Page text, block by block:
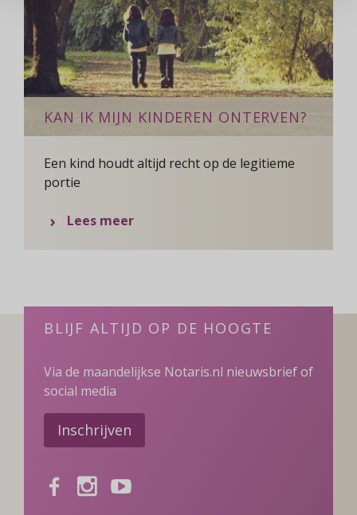
KAN IK MIJN KINDEREN ONTERVEN?
Een kind houdt altijd recht op de legitieme
portie
Lees meerover
BLIJF ALTIJD OP DE HOOGTE
Via de maandelijkse Notaris.nl nieuwsbrief of
social media
Inschrijven
FacebookInstagramYoutube